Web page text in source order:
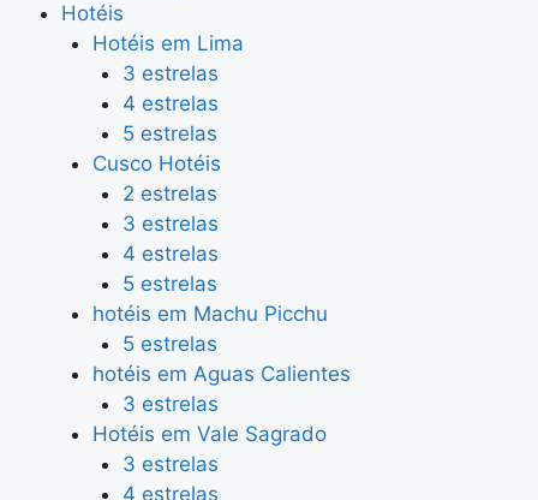
Hotéis
Hotéis em Lima
3 estrelas
4 estrelas
5 estrelas
Cusco Hotéis
2 estrelas
3 estrelas
4 estrelas
5 estrelas
hotéis em Machu Picchu
5 estrelas
hotéis em Aguas Calientes
3 estrelas
Hotéis em Vale Sagrado
3 estrelas
4 estrelas